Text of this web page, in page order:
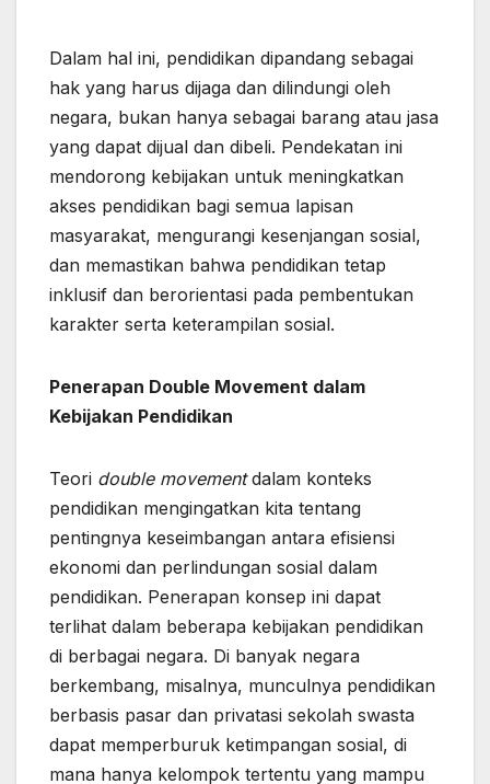
Dalam hal ini, pendidikan dipandang sebagai
hak yang harus dijaga dan dilindungi oleh
negara, bukan hanya sebagai barang atau jasa
yang dapat dijual dan dibeli. Pendekatan ini
mendorong kebijakan untuk meningkatkan
akses pendidikan bagi semua lapisan
masyarakat, mengurangi kesenjangan sosial,
dan memastikan bahwa pendidikan tetap
inklusif dan berorientasi pada pembentukan
karakter serta keterampilan sosial.
Penerapan Double Movement dalam
Kebijakan Pendidikan
Teori double movementdalam konteks
pendidikan mengingatkan kita tentang
pentingnya keseimbangan antara efisiensi
ekonomi dan perlindungan sosial dalam
pendidikan. Penerapan konsep ini dapat
terlihat dalam beberapa kebijakan pendidikan
di berbagai negara. Di banyak negara
berkembang, misalnya, munculnya pendidikan
berbasis pasar dan privatasi sekolah swasta
dapat memperburuk ketimpangan sosial, di
mana hanya kelompok tertentu yang mampu